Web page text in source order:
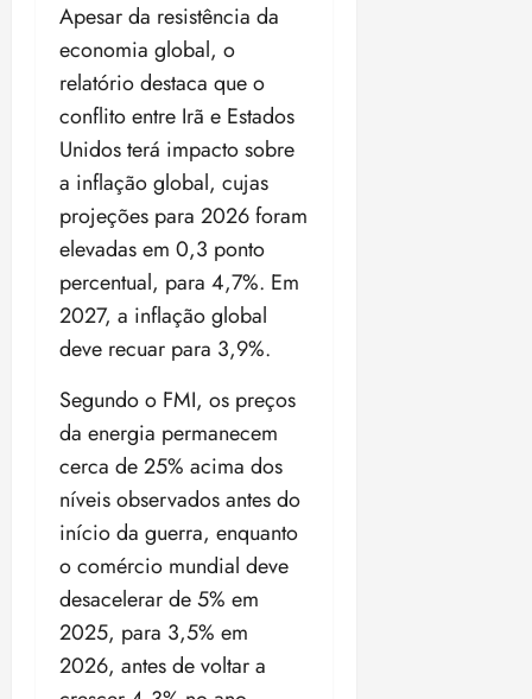
Apesar da resistência da
economia global, o
relatório destaca que o
conflito entre Irã e Estados
Unidos terá impacto sobre
a inflação global, cujas
projeções para 2026 foram
elevadas em 0,3 ponto
percentual, para 4,7%. Em
2027, a inflação global
deve recuar para 3,9%.
Segundo o FMI, os preços
da energia permanecem
cerca de 25% acima dos
níveis observados antes do
início da guerra, enquanto
o comércio mundial deve
desacelerar de 5% em
2025, para 3,5% em
2026, antes de voltar a